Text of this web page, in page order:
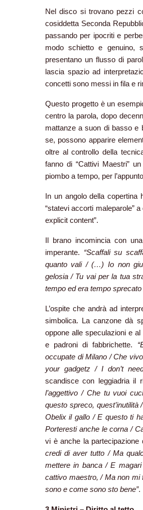
Nel disco si trovano pezzi
cosiddetta Seconda
passando per ipocriti e
modo schietto e genuino,
presentano un flusso di
lascia spazio ad
concetti sono messi in fila e
Questo progetto è un
centro la parola, dopo
mattanze a suon di basso e
se, possono apparire
oltre al controllo della
fanno di “Cattivi Maestri”
piombo a tempo, per
In un angolo della copertina
“statevi accorti maleparole”
explicit content”.
Il brano incomincia con
imperante. “Scaffali su
quanto vali / (…) Io non
gelosia / Tu vai per la tua
tempo ed era tempo
L’ospite che andrà ad
simbolica. La canzone dà
oppone alle speculazioni e
e padroni di fabbrichette.
occupate di Milano / Che
your gadgetz / I don’t
scandisce con leggiadria il
l’aggettivo / Che tu vuoi
questo spreco,
Obelix il gallo / E questo ti
Porteresti anche le corna /
vi è anche la
credi di aver tutto / Ma
mettere in banca / E
cattivo maestro, / Ma non mi
sono e come sono sto bene”.